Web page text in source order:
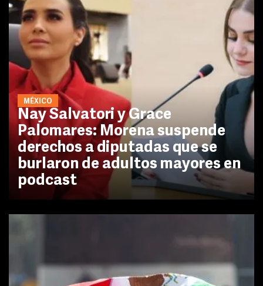
MÉXICO
Nay Salvatori y Grace
Palomares: Morena suspende
derechos a diputadas que se
burlaron de adultos mayores en
podcast